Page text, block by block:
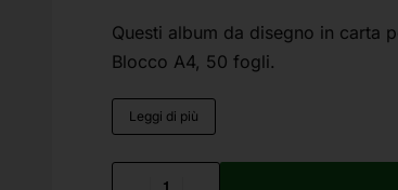
Questi album da disegno in carta
Blocco A4, 50 fogli.
Leggi di più